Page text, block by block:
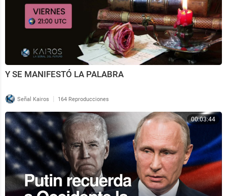
Y SE MANIFESTÓ LA PALABRA
Señal Kairos | 164 Reproducciones
00:03:44